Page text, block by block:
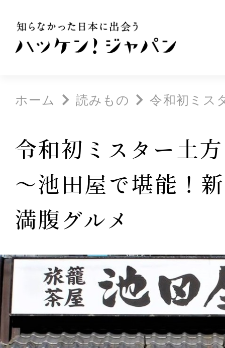
ホーム 読みもの 令和初ミス
令和初ミスター土
～池田屋で堪能！
満腹グルメ